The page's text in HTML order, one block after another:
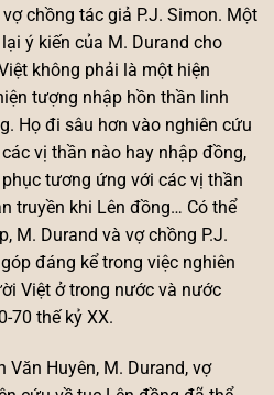
chồng tác giả P.J. Simon. Một
ý kiến của M. Durand cho
không phải là một hiện
tượng nhập hồn thần linh
Họ đi sâu hơn vào nghiên cứu
vị thần nào hay nhập đồng,
tương ứng với các vị thần
truyền khi Lên đồng… Có thể
M. Durand và vợ chồng P.J.
đáng kể trong việc nghiên
Việt ở trong nước và nước
70 thế kỷ XX.
Văn Huyên, M. Durand, vợ